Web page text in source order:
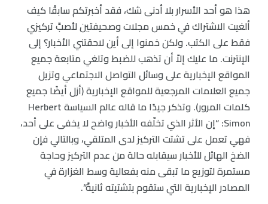
هذا هو أحد الأسرار بلا أدنى شك، فقد أخبرتكم سابقًا كيف
ألغيت الاشتراك في خمس مجلات وصحيفتين لأصبَّ تركيزي
فقط على الكتب. ولكن خمنوا إلى أين لاحقتني الأخبار؟ إلى
الإنترنت. ما عليك إلاّ أن تذهب للضبط وتلغي متابعة جميع
المواقع الإخبارية على وسائل التواصل الاجتماعي وتزيل
جميع العلامات المرجعية للمواقع الإخبارية (أزل أيضًا جميع
كلمات المرور). وتذكر جيدًا ما قاله عالم السياسة Herbert
Simon: “إن الأثر الذي تخلّفه الأخبار واضح لا يخفى على أحد،
فهي تعمل على تشتت التركيز لدى المتلقي، وبالتالي فإن
الضخ الهائل للأخبار سيقابله حالة من عدم التركيز وحاجة
مستمرة لتوزيع ما تبقى منه بفعالية وسط الغزارة في
المصادر الإخبارية التي ستقوم بتشتيته ثانيةً”.